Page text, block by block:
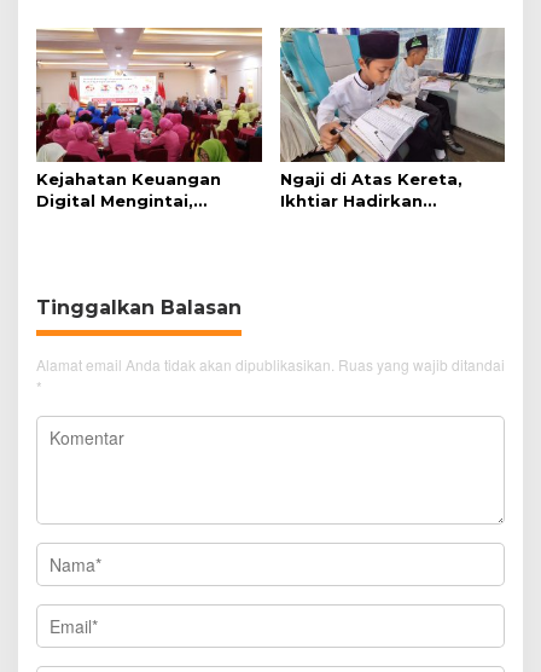
Simanjuntak
Disabilitas
Kejahatan Keuangan
Digital Mengintai,
Ngaji di Atas Kereta,
Ikhtiar Hadirkan
Tinggalkan Balasan
Alamat email Anda tidak akan dipublikasikan. Ruas yang wajib ditandai
*